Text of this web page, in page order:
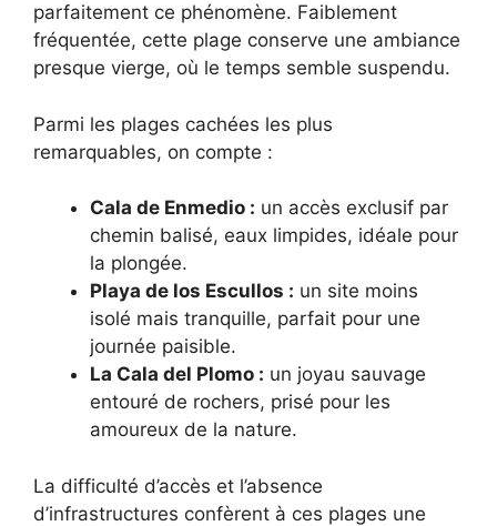
parfaitement ce phénomène. Faiblement
fréquentée, cette plage conserve une ambiance
presque vierge, où le temps semble suspendu.
Parmi les plages cachées les plus
remarquables, on compte :
Cala de Enmedio : un accès exclusif par
chemin balisé, eaux limpides, idéale pour
la plongée.
Playa de los Escullos : un site moins
isolé mais tranquille, parfait pour une
journée paisible.
La Cala del Plomo : un joyau sauvage
entouré de rochers, prisé pour les
amoureux de la nature.
La difficulté d’accès et l’absence
d’infrastructures confèrent à ces plages une